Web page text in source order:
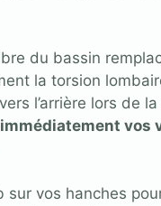
du bassin
la torsion
l’arrière lors de
vos
sur vos hanches